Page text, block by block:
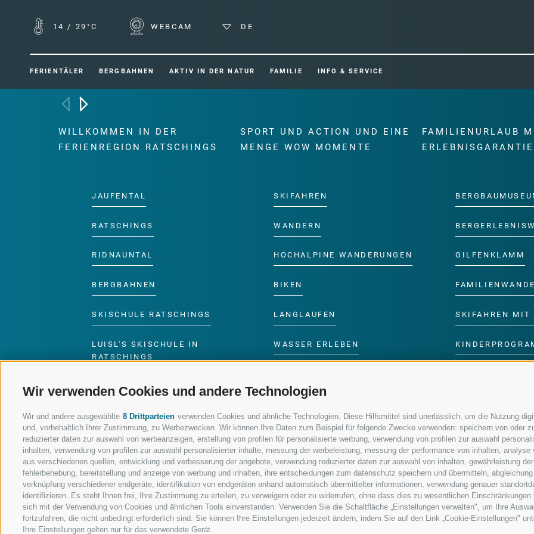
Wir verwenden Cookies und andere Technologien
Wir und andere ausgewählte 8 Drittparteien verwenden Cookies und ähnliche Technologien. Diese Hilfsmittel sind unerlässlich, um die Nutzung
und, vorbehaltlich Ihrer Zustimmung, zu Werbezwecken. Wir können Ihre Daten zum Beispiel für folgende Zwecke verwenden: speichern von oder
reduzierter daten zur auswahl von werbeanzeigen, erstellung von profilen für personalisierte werbung, verwendung von profilen zur auswahl
inhalten, verwendung von profilen zur auswahl personalisierter inhalte, messung der werbeleistung, messung der performance von inhalten,
aus verschiedenen quellen, entwicklung und verbesserung der angebote, verwendung reduzierter daten zur auswahl von inhalten, gewährleistung
fehlerbehebung, bereitstellung und anzeige von werbung und inhalten, ihre entscheidungen zum datenschutz speichern und übermitteln,
verknüpfung verschiedener endgeräte, identifikation von endgeräten anhand automatisch übermittelter informationen, verwendung genauer
identifizieren. Es steht Ihnen frei, Ihre Zustimmung zu erteilen, zu verweigern oder zu widerrufen, ohne dass dies zu wesentlichen
sich mit der Verwendung von Cookies und ähnlichen Tools einverstanden. Verwenden Sie die Schaltfläche „Einstellungen verwalten", um Ihre
fortzufahren, die nicht unbedingt erforderlich sind. Sie können Ihre Einstellungen jederzeit ändern, indem Sie auf den Link „Cookie-Einstellungen"
Ihre Einstellungen gelten nur für das verwendete Gerät.
14 / 29°C WEBCAM DE
FERIENTÄLER BERGBAHNEN AKTIV IN DER NATUR FAMILIE INFO & SERVICE
WILLKOMMEN IN DER
FERIENREGION RATSCHINGS
JAUFENTAL
RATSCHINGS
RIDNAUNTAL
BERGBAHNEN
SKISCHULE RATSCHINGS
LUISL'S SKISCHULE IN
RATSCHINGS
SPORT UND ACTION UND EINE
MENGE WOW MOMENTE
SKIFAHREN
WANDERN
HOCHALPINE WANDERUNGEN
BIKEN
LANGLAUFEN
WASSER ERLEBEN
FAMILIENURLAUB
ERLEBNISGARANTIE
GILFENKLAMM
SKIFAHREN MIT
FOLGE UNS AUF SOCIAL MEDIA